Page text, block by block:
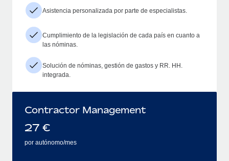
Asistencia personalizada por parte de especialistas.
Cumplimiento de la legislación de cada país en cuanto a
las nóminas.
Solución de nóminas, gestión de gastos y RR. HH.
integrada.
Contractor Management
27 €
por autónomo/mes